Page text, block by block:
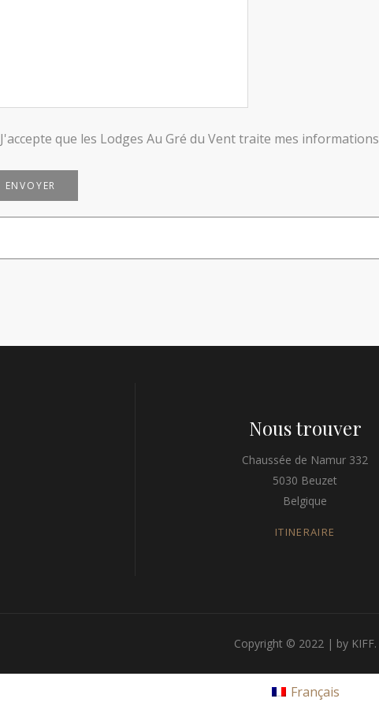
J'accepte que les Lodges Au Gré du Vent traite mes informations
Nous trouver
Chaussée de Namur 332
5030 Beuzet
Belgique
ITINERAIRE
Copyright © 2022 | by KIFF.
Français